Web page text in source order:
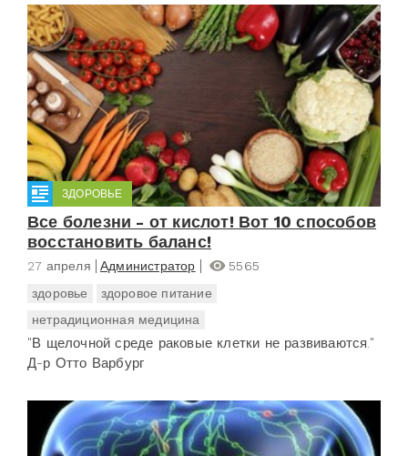
ЗДОРОВЬЕ
Все болезни - от кислот! Вот 10 способов
восстановить баланс!
27 апреля Администратор
5565
здоровье
здоровое питание
нетрадиционная медицина
"В щелочной среде раковые клетки не развиваются."
Д-р Отто Варбург